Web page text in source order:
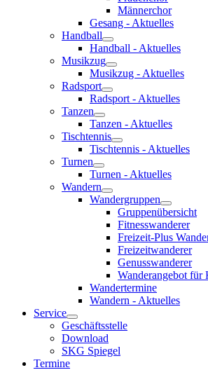
Männerchor
Gesang - Aktuelles
Handball
Handball - Aktuelles
Musikzug
Musikzug - Aktuelles
Radsport
Radsport - Aktuelles
Tanzen
Tanzen - Aktuelles
Tischtennis
Tischtennis - Aktuelles
Turnen
Turnen - Aktuelles
Wandern
Wandergruppen
Gruppenübersicht
Fitnesswanderer
Freizeit-Plus
Freizeitwanderer
Genusswanderer
Wanderangebot für
Wandertermine
Wandern - Aktuelles
Service
Geschäftsstelle
Download
SKG Spiegel
Termine